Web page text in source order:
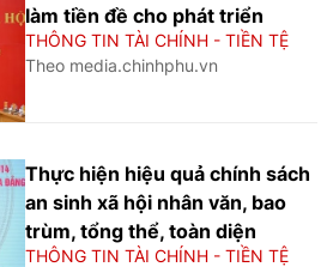
làm tiền đề cho phát triển
THÔNG TIN TÀI CHÍNH - TIỀN TỆ
Theo media.chinhphu.vn
Thực hiện hiệu quả chính sách
an sinh xã hội nhân văn, bao
trùm, tổng thể, toàn diện
THÔNG TIN TÀI CHÍNH - TIỀN TỆ